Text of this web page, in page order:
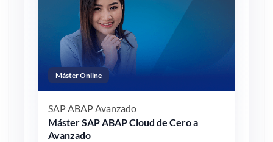
Máster Online
SAP ABAPAvanzado
Máster SAP ABAP Cloud de Cero a
Avanzado